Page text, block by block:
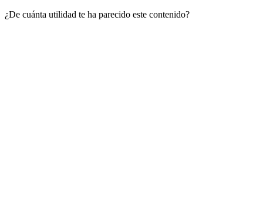
¿De cuánta utilidad te ha parecido este contenido?